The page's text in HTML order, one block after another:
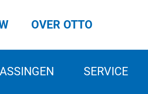
SERVICE
OVER OTTO